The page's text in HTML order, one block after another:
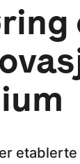
etablerte